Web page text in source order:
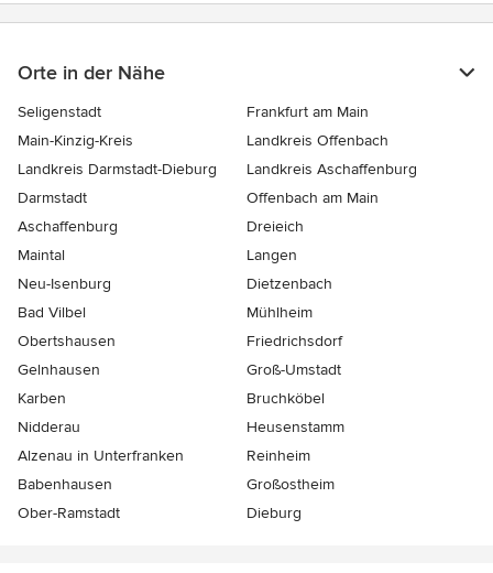
Orte in der Nähe
Seligenstadt
Frankfurt am Main
Main-Kinzig-Kreis
Landkreis Offenbach
Landkreis Darmstadt-Dieburg
Landkreis Aschaffenburg
Darmstadt
Offenbach am Main
Aschaffenburg
Dreieich
Maintal
Langen
Neu-Isenburg
Dietzenbach
Bad Vilbel
Mühlheim
Obertshausen
Friedrichsdorf
Gelnhausen
Groß-Umstadt
Karben
Bruchköbel
Nidderau
Heusenstamm
Alzenau in Unterfranken
Reinheim
Babenhausen
Großostheim
Ober-Ramstadt
Dieburg